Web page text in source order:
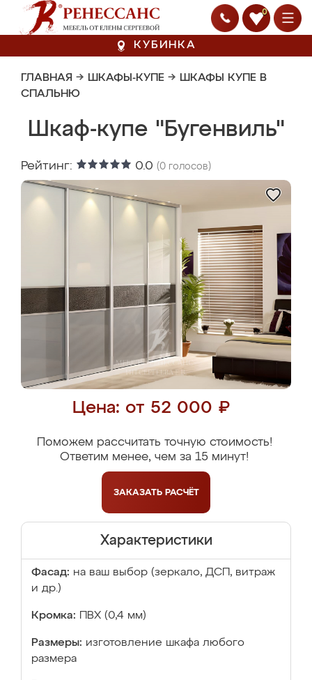
0
КУБИНКА
ГЛАВНАЯ → ШКАФЫ-КУПЕ → ШКАФЫ КУПЕ В
СПАЛЬНЮ
Шкаф-купе "Бугенвиль"
Рейтинг: 0.0 (0 голосов)
Цена: от 52 000 ₽
Поможем рассчитать точную стоимость!
Ответим менее, чем за 15 минут!
ЗАКАЗАТЬ РАСЧЁТ
Характеристики
Фасад: на ваш выбор (зеркало, ДСП, витраж
и др.)
Кромка: ПВХ (0,4 мм)
Размеры: изготовление шкафа любого
размера